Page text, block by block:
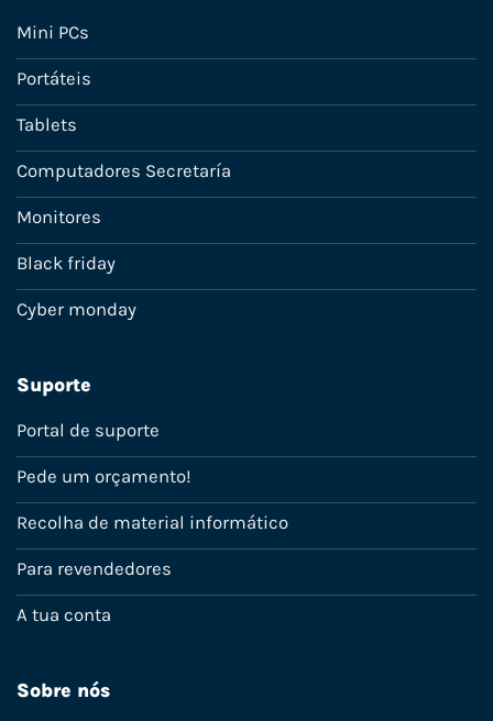
Mini PCs
Portáteis
Tablets
Computadores Secretaría
Monitores
Black friday
Cyber monday
Suporte
Portal de suporte
Pede um orçamento!
Recolha de material informático
Para revendedores
A tua conta
Sobre nós